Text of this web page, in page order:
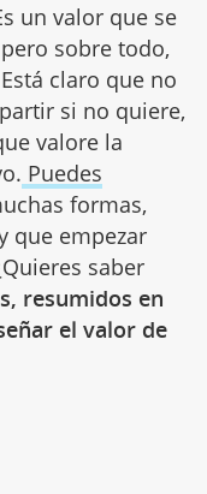
un valor que se
sobre todo,
claro que no
si no quiere,
valore la
Puedes
formas,
que empezar
saber
resumidos en
el valor de